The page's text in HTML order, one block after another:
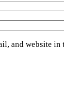
and website